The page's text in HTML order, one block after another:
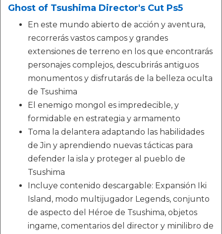
Ghost of Tsushima Director's Cut Ps5
En este mundo abierto de acción y aventura,
recorrerás vastos campos y grandes
extensiones de terreno en los que encontrarás
personajes complejos, descubrirás antiguos
monumentos y disfrutarás de la belleza oculta
de Tsushima
El enemigo mongol es impredecible, y
formidable en estrategia y armamento
Toma la delantera adaptando las habilidades
de Jin y aprendiendo nuevas tácticas para
defender la isla y proteger al pueblo de
Tsushima
Incluye contenido descargable: Expansión Iki
Island, modo multijugador Legends, conjunto
de aspecto del Héroe de Tsushima, objetos
ingame, comentarios del director y minilibro de